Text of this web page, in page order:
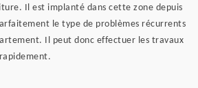
Il est implanté dans cette zone depuis
le type de problèmes récurrents
Il peut donc effectuer les travaux